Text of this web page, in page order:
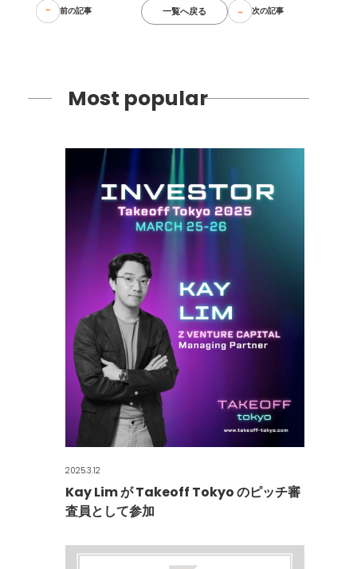
前の記事 一覧へ戻る 次の記事
Most popular
2025.3.12
Kay Lim が Takeoff Tokyo のピッチ審
査員として参加